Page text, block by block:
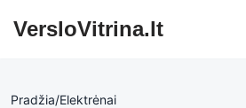
VersloVitrina.lt
Pradžia/Elektrėnai